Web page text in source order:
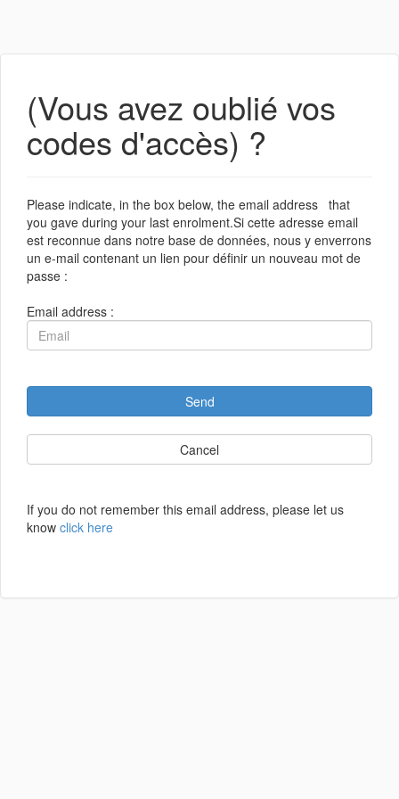
(Vous avez oublié vos
codes d'accès) ?
Please indicate, in the box below, the email address that
you gave during your last enrolment.Si cette adresse email
est reconnue dans notre base de données, nous y enverrons
un e-mail contenant un lien pour définir un nouveau mot de
passe :
Email address :
Send
Cancel
If you do not remember this email address, please let us
know click here